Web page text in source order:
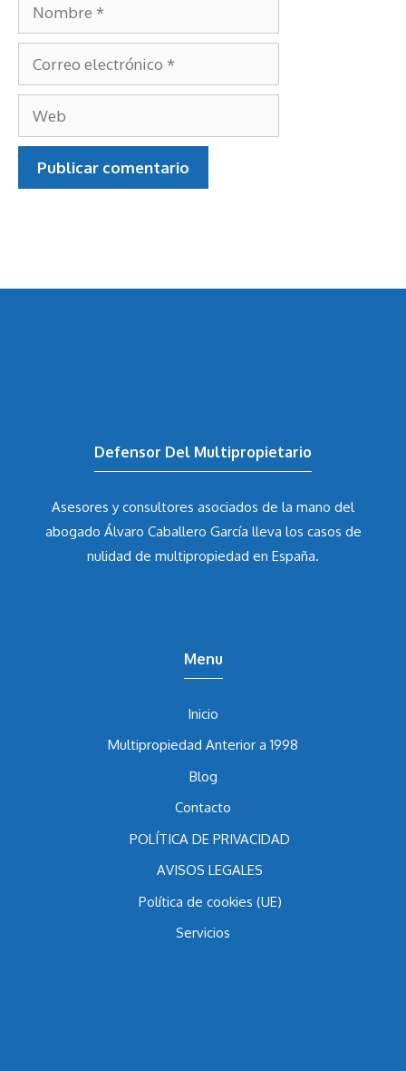
Nombre
Correo
electrónico
Web
Asesores y consultores asociados de la mano del
abogado Álvaro Caballero Garcíalleva los casos de
Inicio
Multipropiedad Anterior a 1998
Blog
Contacto
POLÍTICA DE PRIVACIDAD
AVISOS LEGALES
Política de cookies (UE)